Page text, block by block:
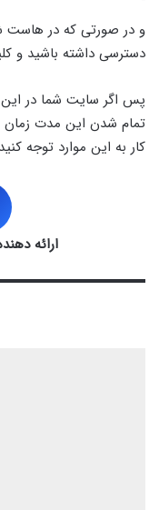
و در صورتی که در هاست
دسترسی داشته باشید و
پس اگر سایت شما در
تمام شدن این مدت زمان
کار به این موارد توجه
ارائه دهنده